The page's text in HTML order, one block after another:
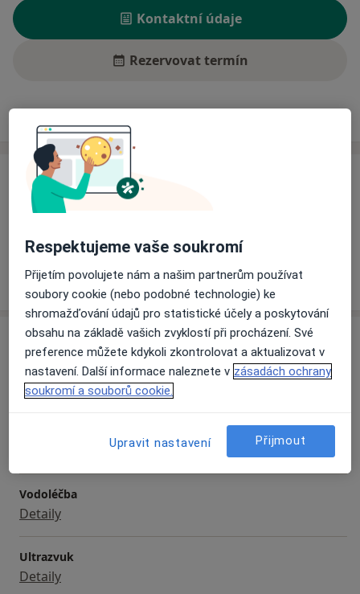
Kontaktní údaje
Rezervovat termín
Zkušenosti
Odborník na:
Pacienti, které ošetřuji
Děti
Služby a ceník služeb
Cvičení
Detaily
Vodoléčba
Detaily
Ultrazvuk
Detaily
Respektujeme vaše soukromí
Přijetím povolujete nám a našim partnerům používat
soubory cookie (nebo podobné technologie) ke
shromažďování údajů pro statistické účely a poskytování
obsahu na základě vašich zvyklostí při procházení. Své
preference můžete kdykoli zkontrolovat a aktualizovat v
nastavení. Další informace naleznete v zásadách ochrany
soukromí a souborů cookie.
Upravit nastavení Přijmout